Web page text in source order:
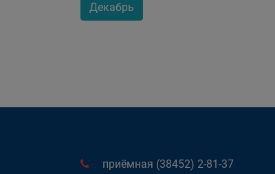
Декабрь
приёмная (38452) 2-81-37